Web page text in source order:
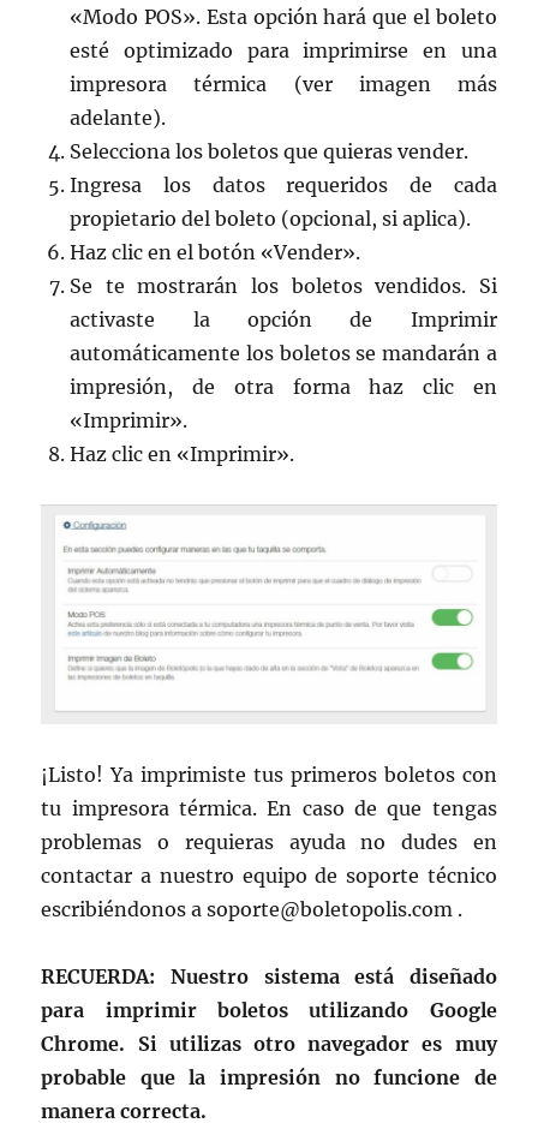
«Modo POS». Esta opción hará que el boleto
esté optimizado para imprimirse en una
impresora térmica (ver imagen más
adelante).
Selecciona los boletos que quieras vender.
Ingresa los datos requeridos de cada
propietario del boleto (opcional, si aplica).
Haz clic en el botón «Vender».
Se te mostrarán los boletos vendidos. Si
activaste la opción de Imprimir
automáticamente los boletos se mandarán a
impresión, de otra forma haz clic en
«Imprimir».
Haz clic en «Imprimir».
¡Listo! Ya imprimiste tus primeros boletos con
tu impresora térmica. En caso de que tengas
problemas o requieras ayuda no dudes en
contactar a nuestro equipo de soporte técnico
escribiéndonos a soporte@boletopolis.com .
RECUERDA: Nuestro sistema está diseñado
para imprimir boletos utilizando Google
Chrome. Si utilizas otro navegador es muy
probable que la impresión no funcione de
manera correcta.